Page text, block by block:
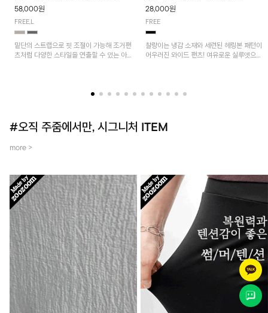
58,000원
FREE,L
밑단의 스트랩으로 핏 조절이 가능해 조거팬
츠처럼 다양한 스타일을 연출할 수 있는 아
28,000원
FREE
찰랑이는 냉감 소재와 세련된 헤링본 패턴이
어우러진 와이드 팬츠! 여유로운 실루엣으로
#오직 주줌에서만, 시그니처 ITEM
more >